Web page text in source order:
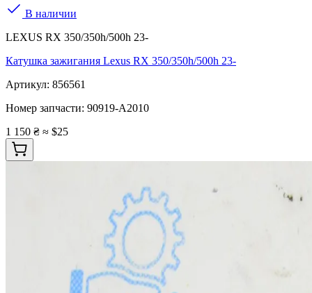
В наличии
LEXUS RX 350/350h/500h 23-
Катушка зажигания Lexus RX 350/350h/500h 23-
Артикул: 856561
Номер запчасти: 90919-A2010
1 150 ₴ ≈ $25